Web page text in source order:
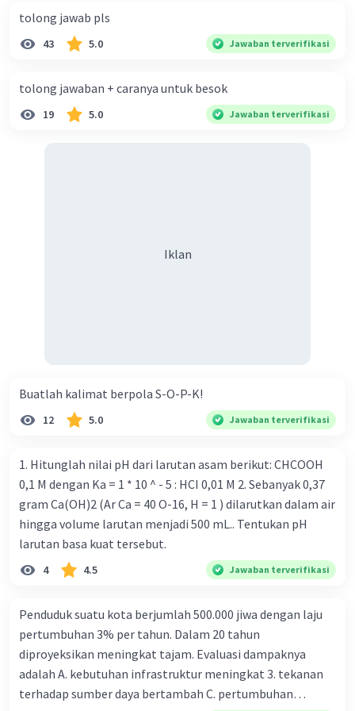
Penjelasan :
sebagai bagian dari usaha pelestarian
keanekaragaman hayati. Penangkaran, pada
kenyataannya, adalah tempat manusia
berguna dalam usaha melanecarkan spesies-
sejatinya berasal dari daerah Pasifik yang hangat
dan sebagian besar ditempatkan pada suku
Poaceae (rumput-rumputan).
6. d. Penangkaran merupakan upaya perbanyakan
melalui pengembangbiakan serta pembesaran
tumbuhan dan satwa liar dengan tetap
mempertahankan kemurnian jenisnya.
7. a. Oryza sativa
tolong jawab pls
43 5.0 Jawaban terverifikasi
tolong jawaban + caranya untuk besok
19 5.0 Jawaban terverifikasi
Iklan
Buatlah kalimat berpola S-O-P-K!
12 5.0 Jawaban terverifikasi
1. Hitunglah nilai pH dari larutan asam berikut: CHCOOH
0,1 M dengan Ka = 1 * 10 ^ - 5 : HCI 0,01 M 2. Sebanyak 0,37
gram Ca(OH)2 (Ar Ca = 40 O-16, H = 1 ) dilarutkan dalam air
hingga volume larutan menjadi 500 mL.. Tentukan pH
larutan basa kuat tersebut.
4 4.5 Jawaban terverifikasi
Penduduk suatu kota berjumlah 500.000 jiwa dengan laju
pertumbuhan 3% per tahun. Dalam 20 tahun
diproyeksikan meningkat tajam. Evaluasi dampaknya
adalah A. kebutuhan infrastruktur meningkat 3. tekanan
terhadap sumber daya bertambah C. pertumbuhan